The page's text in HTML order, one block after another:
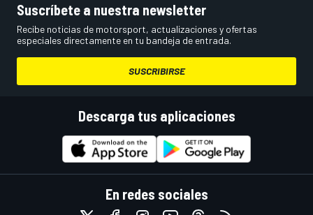
Suscríbete a nuestra newsletter
Recibe noticias de motorsport, actualizaciones y ofertas
especiales directamente en tu bandeja de entrada.
SUSCRIBIRSE
Descarga tus aplicaciones
En redes sociales